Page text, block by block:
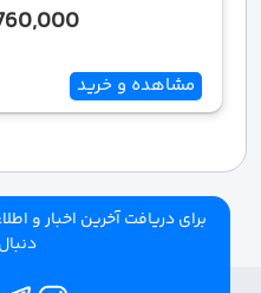
مشاهده و خرید
برای دریافت آخرین اخبار و